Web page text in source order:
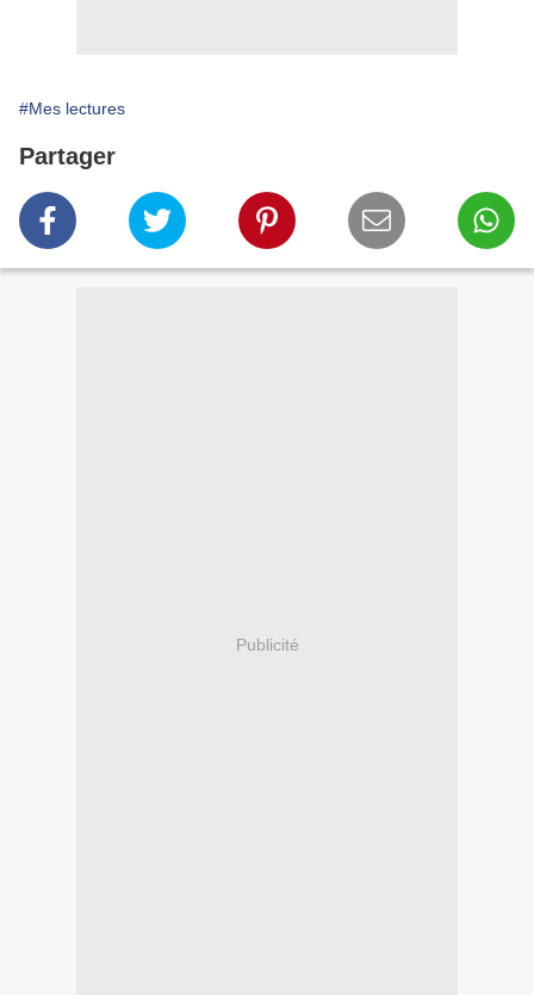
#Mes lectures
Partager
Publicité